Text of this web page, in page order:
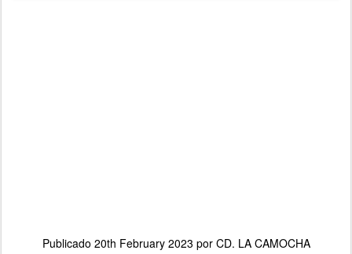
Publicado 20th February 2023 por CD. LA CAMOCHA